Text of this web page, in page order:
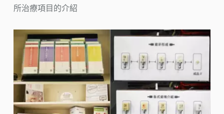
所治療項目的介紹